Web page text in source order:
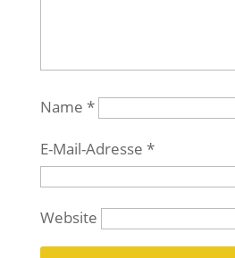
Name *
E-Mail-Adresse *
Website